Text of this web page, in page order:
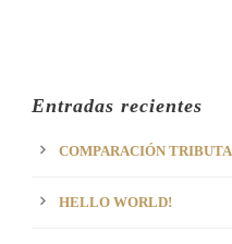
Entradas recientes
COMPARACIÓN
HELLO WORLD!